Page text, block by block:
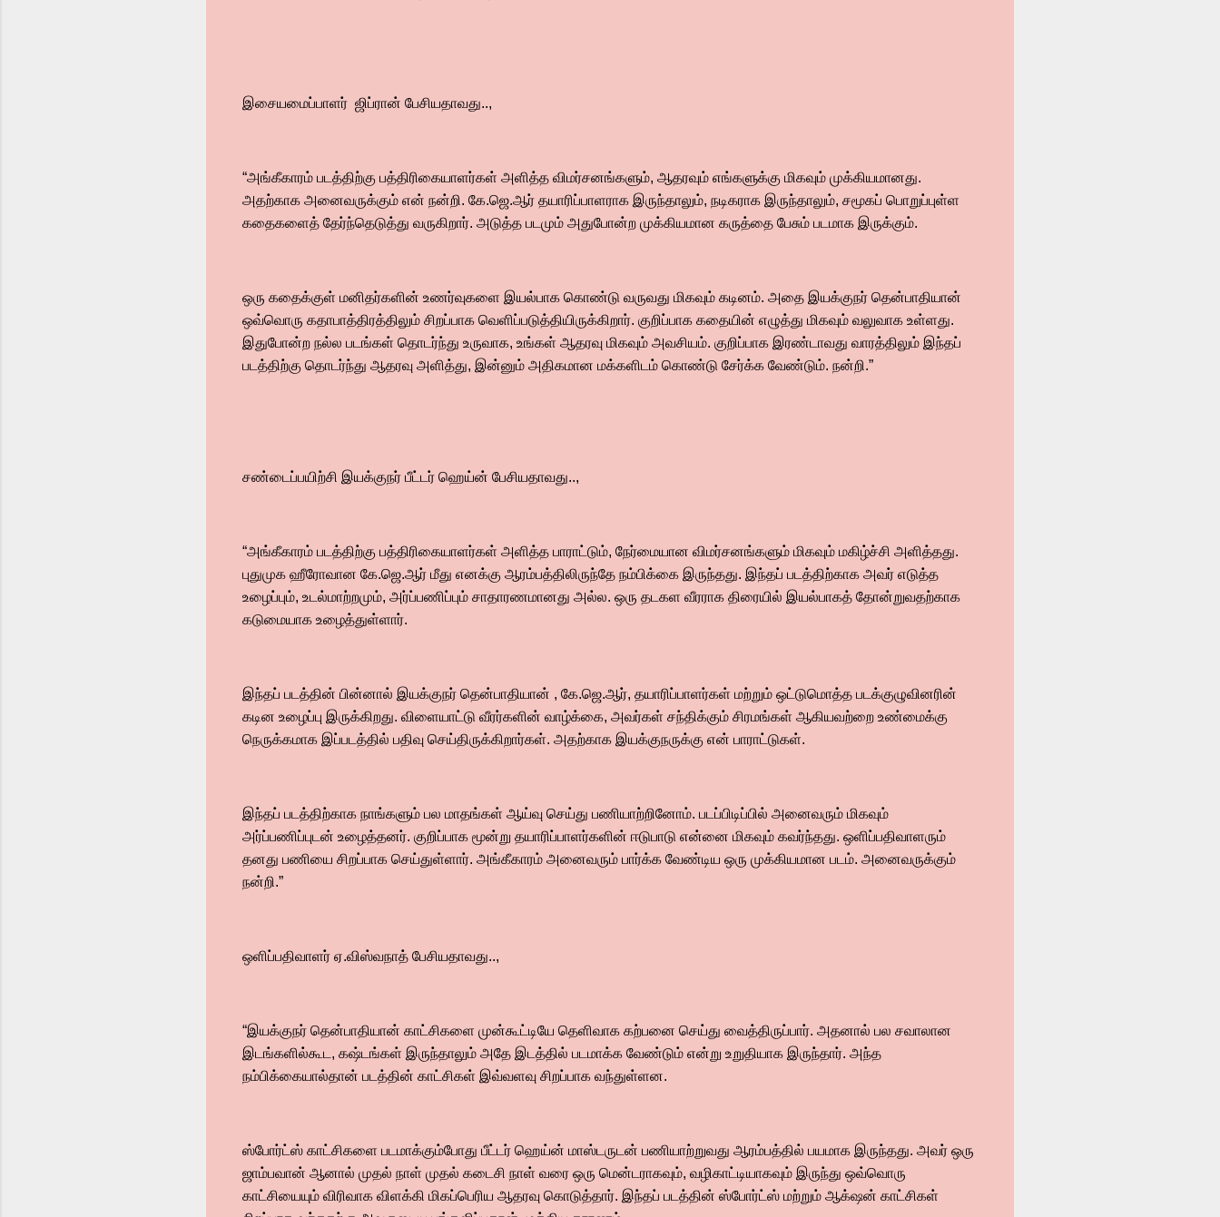
இசையமைப்பாளர் ஜிப்ரான் பேசியதாவது..,
“அங்கீகாரம் படத்திற்கு பத்திரிகையாளர்கள் அளித்த விமர்சனங்களும், ஆதரவும் எங்களுக்கு மிகவும் முக்கியமானது.
அதற்காக அனைவருக்கும் என் நன்றி. கே.ஜெ.ஆர் தயாரிப்பாளராக இருந்தாலும், நடிகராக இருந்தாலும், சமூகப் பொறுப்புள்ள
கதைகளைத் தேர்ந்தெடுத்து வருகிறார். அடுத்த படமும் அதுபோன்ற முக்கியமான கருத்தை பேசும் படமாக இருக்கும்.
ஒரு கதைக்குள் மனிதர்களின் உணர்வுகளை இயல்பாக கொண்டு வருவது மிகவும் கடினம். அதை இயக்குநர் தென்பாதியான்
ஒவ்வொரு கதாபாத்திரத்திலும் சிறப்பாக வெளிப்படுத்தியிருக்கிறார். குறிப்பாக கதையின் எழுத்து மிகவும் வலுவாக உள்ளது.
இதுபோன்ற நல்ல படங்கள் தொடர்ந்து உருவாக, உங்கள் ஆதரவு மிகவும் அவசியம். குறிப்பாக இரண்டாவது வாரத்திலும் இந்தப்
படத்திற்கு தொடர்ந்து ஆதரவு அளித்து, இன்னும் அதிகமான மக்களிடம் கொண்டு சேர்க்க வேண்டும். நன்றி.”
சண்டைப்பயிற்சி இயக்குநர் பீட்டர் ஹெய்ன் பேசியதாவது..,
“அங்கீகாரம் படத்திற்கு பத்திரிகையாளர்கள் அளித்த பாராட்டும், நேர்மையான விமர்சனங்களும் மிகவும் மகிழ்ச்சி அளித்தது.
புதுமுக ஹீரோவான கே.ஜெ.ஆர் மீது எனக்கு ஆரம்பத்திலிருந்தே நம்பிக்கை இருந்தது. இந்தப் படத்திற்காக அவர் எடுத்த
உழைப்பும், உடல்மாற்றமும், அர்ப்பணிப்பும் சாதாரணமானது அல்ல. ஒரு தடகள வீரராக திரையில் இயல்பாகத் தோன்றுவதற்காக
கடுமையாக உழைத்துள்ளார்.
இந்தப் படத்தின் பின்னால் இயக்குநர் தென்பாதியான் , கே.ஜெ.ஆர், தயாரிப்பாளர்கள் மற்றும் ஒட்டுமொத்த படக்குழுவினரின்
கடின உழைப்பு இருக்கிறது. விளையாட்டு வீரர்களின் வாழ்க்கை, அவர்கள் சந்திக்கும் சிரமங்கள் ஆகியவற்றை உண்மைக்கு
நெருக்கமாக இப்படத்தில் பதிவு செய்திருக்கிறார்கள். அதற்காக இயக்குநருக்கு என் பாராட்டுகள்.
இந்தப் படத்திற்காக நாங்களும் பல மாதங்கள் ஆய்வு செய்து பணியாற்றினோம். படப்பிடிப்பில் அனைவரும் மிகவும்
அர்ப்பணிப்புடன் உழைத்தனர். குறிப்பாக மூன்று தயாரிப்பாளர்களின் ஈடுபாடு என்னை மிகவும் கவர்ந்தது. ஒளிப்பதிவாளரும்
தனது பணியை சிறப்பாக செய்துள்ளார். அங்கீகாரம் அனைவரும் பார்க்க வேண்டிய ஒரு முக்கியமான படம். அனைவருக்கும்
நன்றி.”
ஒளிப்பதிவாளர் ஏ.விஸ்வநாத் பேசியதாவது..,
“இயக்குநர் தென்பாதியான் காட்சிகளை முன்கூட்டியே தெளிவாக கற்பனை செய்து வைத்திருப்பார். அதனால் பல சவாலான
இடங்களில்கூட, கஷ்டங்கள் இருந்தாலும் அதே இடத்தில் படமாக்க வேண்டும் என்று உறுதியாக இருந்தார். அந்த
நம்பிக்கையால்தான் படத்தின் காட்சிகள் இவ்வளவு சிறப்பாக வந்துள்ளன.
ஸ்போர்ட்ஸ் காட்சிகளை படமாக்கும்போது பீட்டர் ஹெய்ன் மாஸ்டருடன் பணியாற்றுவது ஆரம்பத்தில் பயமாக இருந்தது. அவர் ஒரு
ஜாம்பவான் ஆனால் முதல் நாள் முதல் கடைசி நாள் வரை ஒரு மென்டராகவும், வழிகாட்டியாகவும் இருந்து ஒவ்வொரு
காட்சியையும் விரிவாக விளக்கி மிகப்பெரிய ஆதரவு கொடுத்தார். இந்தப் படத்தின் ஸ்போர்ட்ஸ் மற்றும் ஆக்‌ஷன் காட்சிகள்